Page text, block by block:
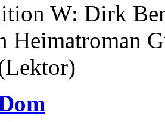
W: Dirk
Heimatroman